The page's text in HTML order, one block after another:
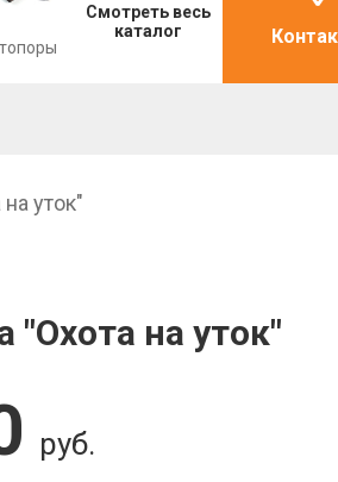
Смотреть весь
каталог
уток"
"Охота на уток"
руб.